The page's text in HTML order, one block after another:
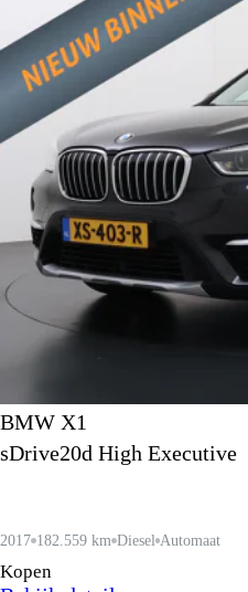
BMW X1
sDrive20d High Executive
2017 182.559 km Diesel Automaat
Kopen